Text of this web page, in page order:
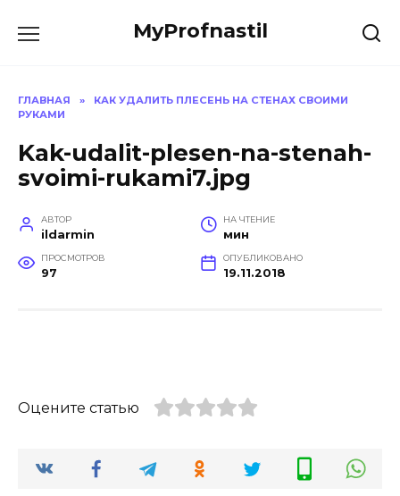
MyProfnastil
ГЛАВНАЯ »
КАК УДАЛИТЬ ПЛЕСЕНЬ НА СТЕНАХ СВОИМИ
РУКАМИ
Kak-udalit-plesen-na-stenah-
svoimi-rukami7.jpg
АВТОР
ildarmin
НА ЧТЕНИЕ
мин
ПРОСМОТРОВ
97
ОПУБЛИКОВАНО
19.11.2018
Оцените статью